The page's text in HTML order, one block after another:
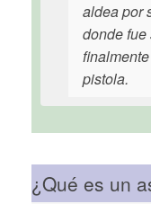
aldea por
donde
pistola.
¿Qué es un